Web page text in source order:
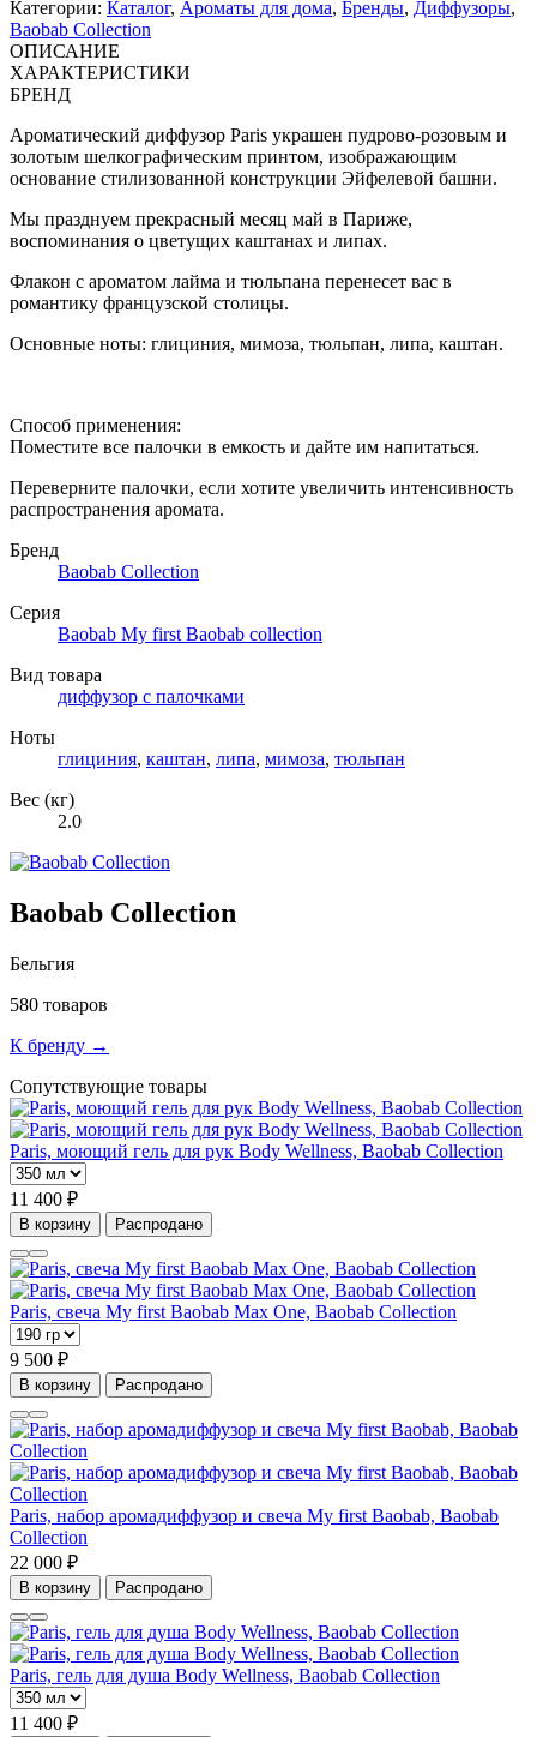
Категории: Каталог, Ароматы для дома, Бренды, Диффузоры,
Baobab Collection
ОПИСАНИЕ
ХАРАКТЕРИСТИКИ
БРЕНД
Ароматический диффузор Paris украшен пудрово-розовым и
золотым шелкографическим принтом, изображающим
основание стилизованной конструкции Эйфелевой башни.
Мы празднуем прекрасный месяц май в Париже,
воспоминания о цветущих каштанах и липах.
Флакон с ароматом лайма и тюльпана перенесет вас в
романтику французской столицы.
Основные ноты: глициния, мимоза, тюльпан, липа, каштан.
Способ применения:
Поместите все палочки в емкость и дайте им напитаться.
Переверните палочки, если хотите увеличить интенсивность
распространения аромата.
Бренд
Baobab Collection
Серия
Baobab My first Baobab collection
Вид товара
диффузор с палочками
Ноты
глициния, каштан, липа, мимоза, тюльпан
Вес (кг)
2.0
Baobab Collection
Бельгия
580 товаров
К бренду →
Сопутствующие товары
Paris, моющий гель для рук Body Wellness, Baobab Collection
11 400 ₽
В корзину Распродано
Paris, свеча My first Baobab Max One, Baobab Collection
9 500 ₽
В корзину Распродано
Paris, набор аромадиффузор и свеча My first Baobab, Baobab
Collection
22 000 ₽
В корзину Распродано
Paris, гель для душа Body Wellness, Baobab Collection
11 400 ₽